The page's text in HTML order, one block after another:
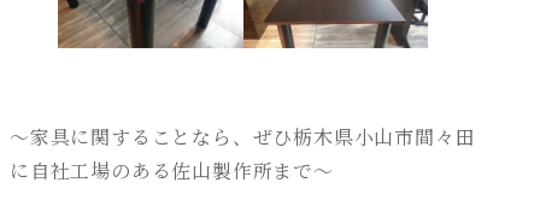
～家具に関することなら、ぜひ栃木県小山市間々田
に自社工場のある佐山製作所まで～